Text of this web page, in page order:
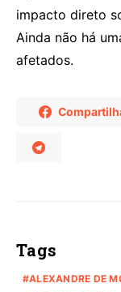
impacto direto
Ainda não há
afetados.
Tags
ALEXANDRE DE